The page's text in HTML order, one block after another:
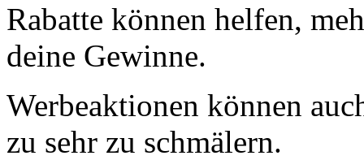
Rabatte können helfen,
deine Gewinne.
Werbeaktionen können
zu sehr zu schmälern.